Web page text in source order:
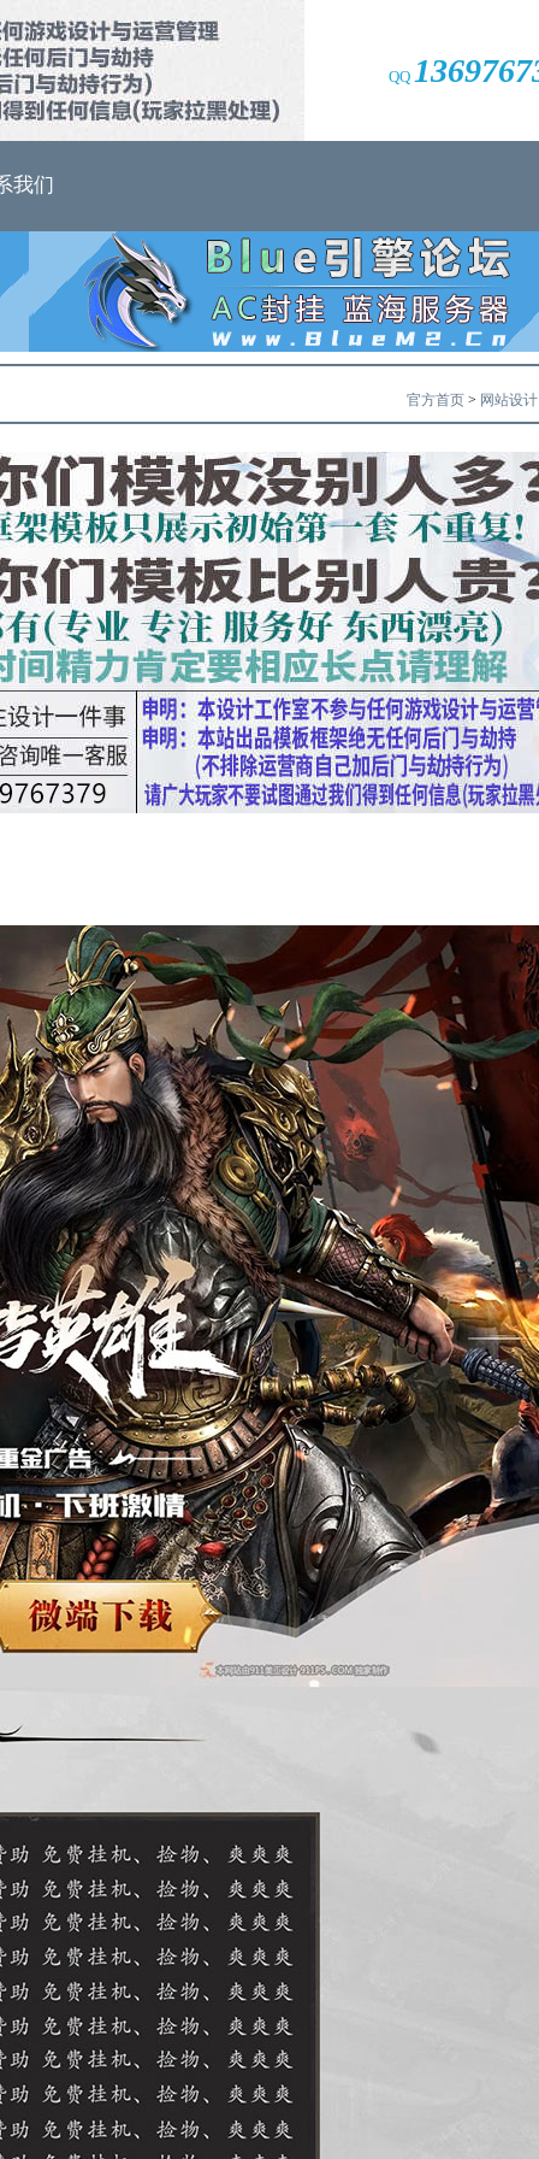
QQ
我们
官方首页 > 网站设计